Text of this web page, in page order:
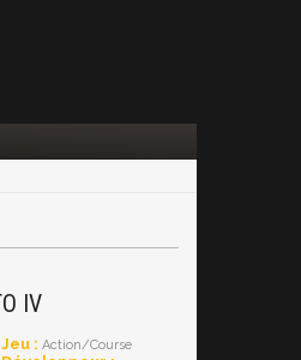
IV
Jeu : Action/Course